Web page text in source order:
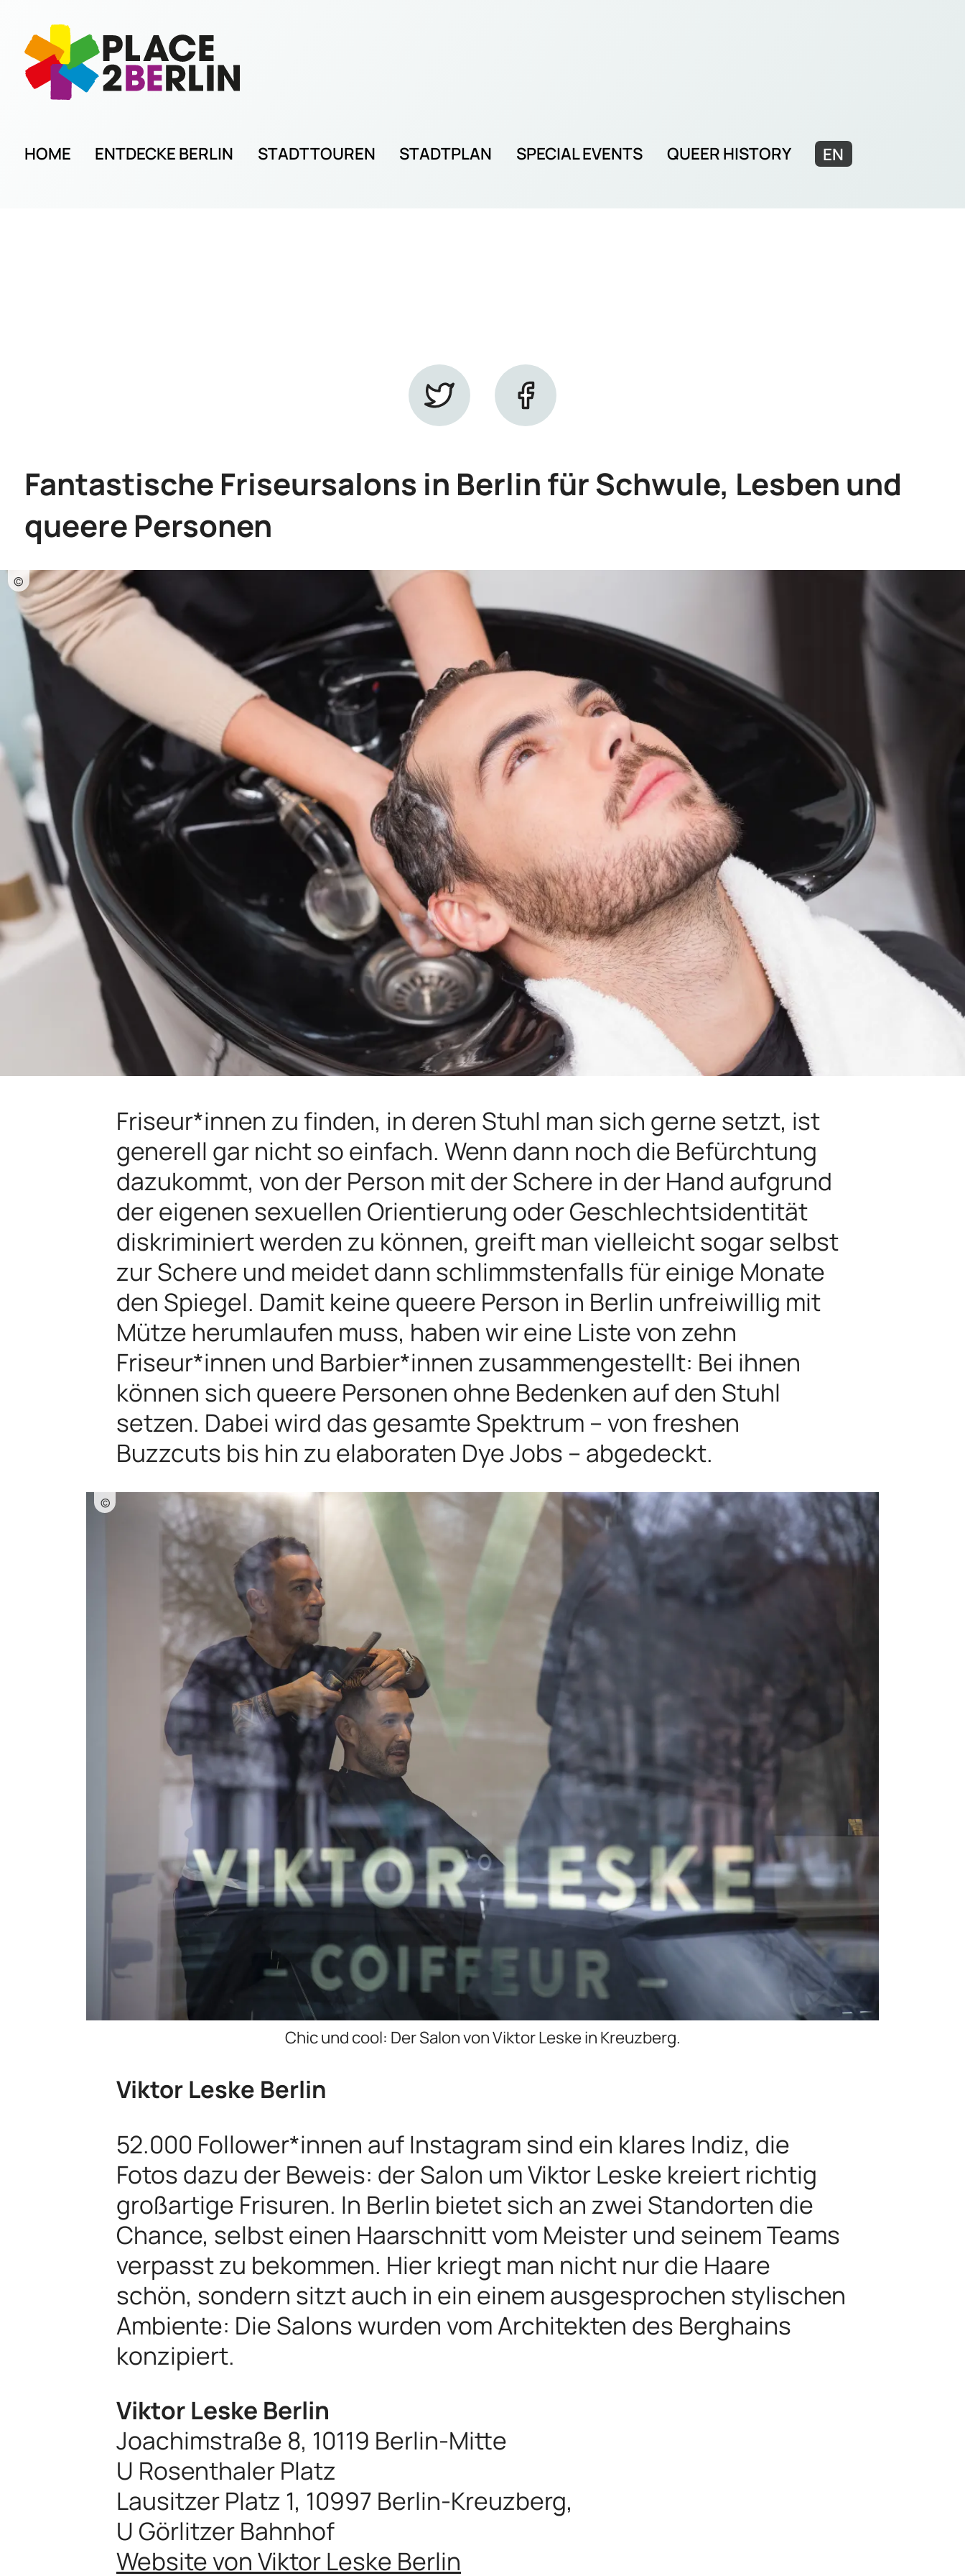
HOME ENTDECKE BERLIN STADTTOUREN STADTPLAN SPECIAL EVENTS QUEER HISTORY EN
Fantastische Friseursalons in Berlin für Schwule, Lesben und
queere Personen
©
Friseur*innen zu finden, in deren Stuhl man sich gerne setzt, ist
generell gar nicht so einfach. Wenn dann noch die Befürchtung
dazukommt, von der Person mit der Schere in der Hand aufgrund
der eigenen sexuellen Orientierung oder Geschlechtsidentität
diskriminiert werden zu können, greift man vielleicht sogar selbst
zur Schere und meidet dann schlimmstenfalls für einige Monate
den Spiegel. Damit keine queere Person in Berlin unfreiwillig mit
Mütze herumlaufen muss, haben wir eine Liste von zehn
Friseur*innen und Barbier*innen zusammengestellt: Bei ihnen
können sich queere Personen ohne Bedenken auf den Stuhl
setzen. Dabei wird das gesamte Spektrum – von freshen
Buzzcuts bis hin zu elaboraten Dye Jobs – abgedeckt.
©
Chic und cool: Der Salon von Viktor Leske in Kreuzberg.
Viktor Leske Berlin
52.000 Follower*innen auf Instagram sind ein klares Indiz, die
Fotos dazu der Beweis: der Salon um Viktor Leske kreiert richtig
großartige Frisuren. In Berlin bietet sich an zwei Standorten die
Chance, selbst einen Haarschnitt vom Meister und seinem Teams
verpasst zu bekommen. Hier kriegt man nicht nur die Haare
schön, sondern sitzt auch in ein einem ausgesprochen stylischen
Ambiente: Die Salons wurden vom Architekten des Berghains
konzipiert.
Viktor Leske Berlin
Joachimstraße 8, 10119 Berlin-Mitte
U Rosenthaler Platz
Lausitzer Platz 1, 10997 Berlin-Kreuzberg,
U Görlitzer Bahnhof
Website von Viktor Leske Berlin